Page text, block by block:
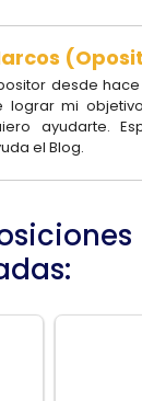
desde
lograr mi
ayudarte.
el Blog.